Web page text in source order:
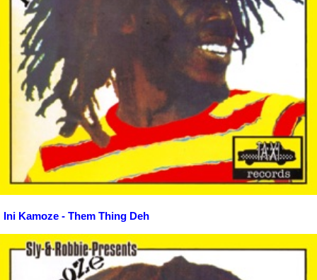
Ini Kamoze - Them Thing Deh